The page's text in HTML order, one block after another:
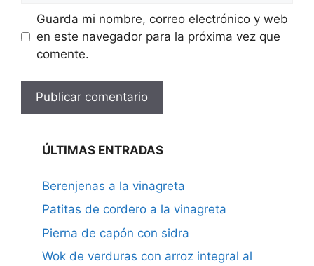
Guarda mi nombre, correo electrónico y web
en este navegador para la próxima vez que
comente.
ÚLTIMAS ENTRADAS
Berenjenas a la vinagreta
Patitas de cordero a la vinagreta
Pierna de capón con sidra
Wok de verduras con arroz integral al